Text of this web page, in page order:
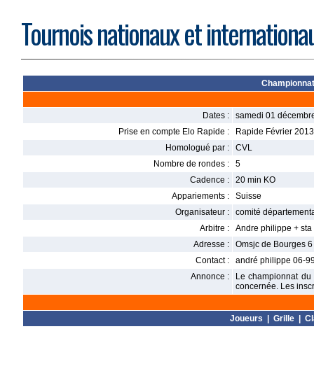
Tournois nationaux et
Dates :
samedi 01
Prise en compte Elo Rapide :
Rapide Février 2013
Homologué par :
CVL
Nombre de rondes :
5
Cadence :
20 min KO
Appariements :
Suisse
Organisateur :
comité
Arbitre :
Andre philippe + sta
Adresse :
Omsjc de Bourges
Contact :
andré philippe 06-
Annonce :
Le championnat
concernée. Les
Joueurs Grille|